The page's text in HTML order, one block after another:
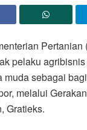
Pertanian
pelaku
muda sebagai
melalui
Gratieks.